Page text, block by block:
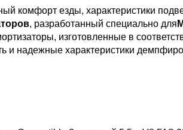
комфорт езды, характеристики
, разработанный специально для
изготовленные в
и надежные характеристики